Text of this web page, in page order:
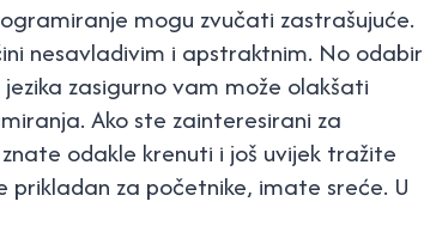
mogu zvučati zastrašujuće.
nesavladivim i apstraktnim. No odabir
zasigurno vam može olakšati
Ako ste zainteresirani za
odakle krenuti i još uvijek tražite
prikladan za početnike, imate sreće. U